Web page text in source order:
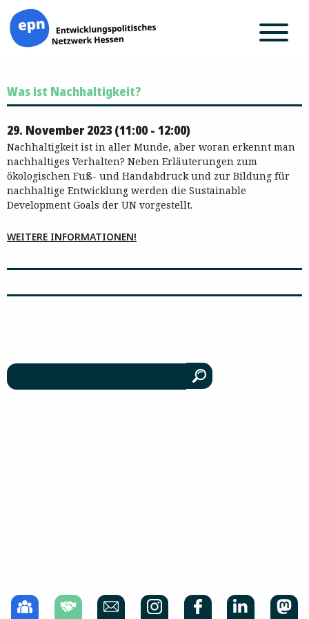
Inhalt
springen
Was ist Nachhaltigkeit?
29. November 2023 (11:00 - 12:00)
Nachhaltigkeit ist in aller Munde, aber woran erkennt man
nachhaltiges Verhalten? Neben Erläuterungen zum
ökologischen Fuß- und Handabdruck und zur Bildung für
nachhaltige Entwicklung werden die Sustainable
Development Goals der UN vorgestellt.
WEITERE INFORMATIONEN!